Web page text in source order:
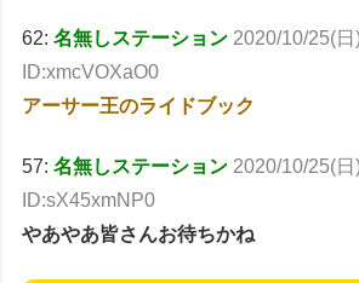
62:名無しステーション 2020/10/25(
ID:xmcVOXaO0
アーサー王のライドブック
57:名無しステーション 2020/10/25(
ID:sX45xmNP0
やあやあ皆さんお待ちかね